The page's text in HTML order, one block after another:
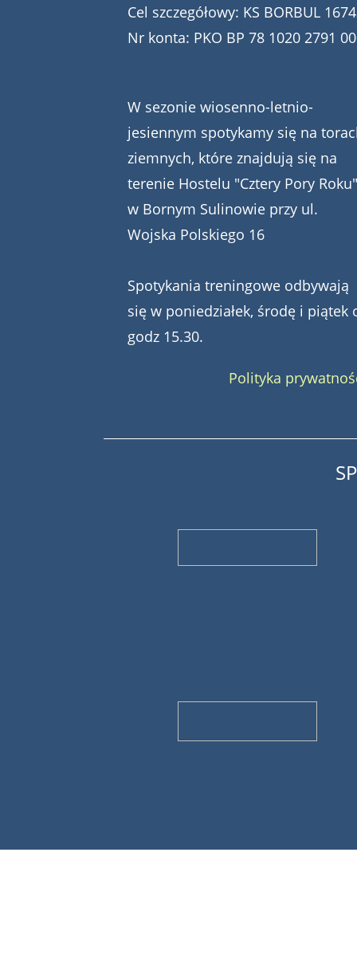
Cel szczegółowy: KS BORBUL
Nr konta: PKO BP 78 1020 2791
W sezonie wiosenno-letnio-
jesiennym spotykamy się na
ziemnych, które znajdują się na
terenie Hostelu "Cztery Pory Roku"
w Bornym Sulinowie przy ul.
Wojska Polskiego 16
Spotykania treningowe odbywają
się w poniedziałek, środę i piątek
godz 15.30.
Polityka